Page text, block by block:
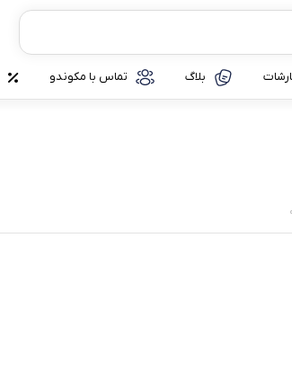
بلاگ تماس با مکوندو